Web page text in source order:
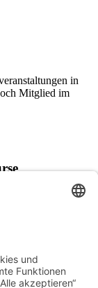
in
Mitglied im
Kurse.